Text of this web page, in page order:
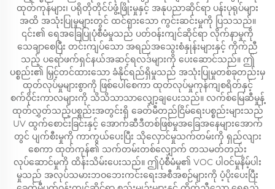
ထုတ်ကုန်များ၊ ပရိုတိုတိုင်ပ်ဖွံ့ဖြိုးမှုနှင့် အနုပညာဆိုင်ရာ ပန်းပုရုပ်များ
အထိ အသုံးပြုမှုများတွင် ထင်ရှားသော ကွင်းဆင်းမှုကို ပြသသည်။
၎င်း၏ ရေအခြေပြုပုံစီမံမှုသည် ပတ်ဝန်းကျင်ဆိုင်ရာ လိုက်နာမှုကို
သေချာစေပြီး တင်းကျပ်သော အရည်အသွေးစံနှုန်းများနှင့် ကိုက်ညီ
သည့် ပရော်ဖက်ရှင်နယ်အဆင့်ရလဒ်များကို ပေးဆောင်သည်။ ဤ
ပစ္စည်း၏ မြှင့်တင်ထားသော ခံနိုင်ရည်ရှိမှုသည် အသုံးပြုမှုတစ်ခုတည်းမှ
ထုတ်လုပ်မှုများစွာကို ဖြစ်ပေါ်စေကာ ထုတ်လုပ်မှုကုန်ကျစရိတ်နှင့်
စက်ဝိုင်းကာလများကို သိသိသာသာလျှော့ချပေးသည်။ လက်စ်မြေဆီမှုန့်
ထုတ်လွှတ်သည့်ပစ္စည်းအတွင်းရှိ ခေတ်မီတည်ငြိမ်ရေးပစ္စည်းများသည်
UV ထွက်စောင်းခြင်းနှင့် အောက်ဆီဒီတစ်ဖြစ်မှုအခြေအနေများအောက်
တွင် ပျက်စီးမှုကို ကာကွယ်ပေးပြီး သိုလှောင်မှုသက်တမ်းကို ရှည်လျား
စေကာ ထုတ်ကုန်၏ သက်တမ်းတစ်လျှောက် တသမတ်တည်း
လုပ်ဆောင်မှုကို ထိန်းသိမ်းပေးသည်။ ဤပုံစီမံမှု၏ VOC ပါဝင်မှုနိမ့်ပါး
မှုသည် အလုပ်သမားဘဝဘေးကင်းရေးအစီအစဉ်များကို ပံ့ပိုးပေးပြီး